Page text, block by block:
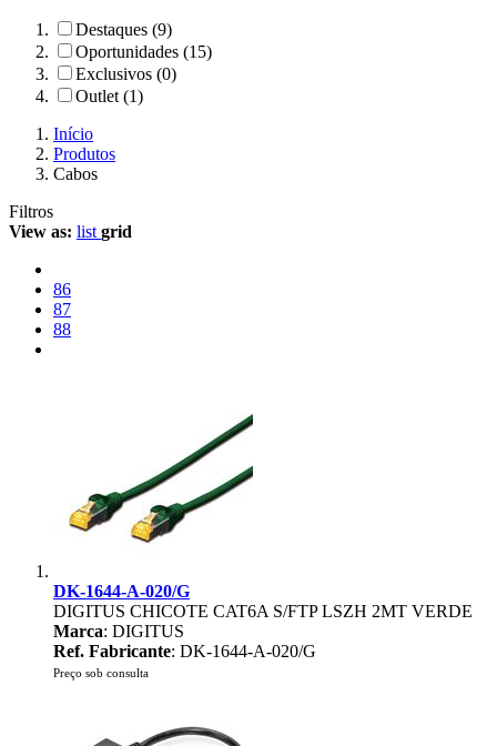
Destaques (9)
Oportunidades (15)
Exclusivos (0)
Outlet (1)
Início
Produtos
Cabos
Filtros
View as: list grid
86
87
88
DK-1644-A-020/G
DIGITUS CHICOTE CAT6A S/FTP LSZH 2MT VERDE
Marca: DIGITUS
Ref. Fabricante: DK-1644-A-020/G
Preço sob consulta